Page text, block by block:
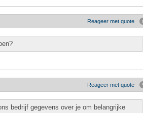
Reageer met quote
Reageer met quote
bedrijf gegevens over je om belangrijke